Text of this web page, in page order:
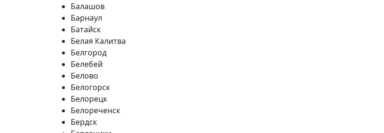
Балашов
Барнаул
Батайск
Белая Калитва
Белгород
Белебей
Белово
Белогорск
Белорецк
Белореченск
Бердск